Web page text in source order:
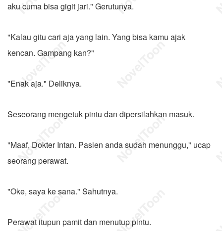
aku cuma bisa gigit jari." Gerutunya.
"Kalau gitu cari aja yang lain. Yang bisa kamu ajak
kencan. Gampang kan?"
"Enak aja." Deliknya.
Seseorang mengetuk pintu dan dipersilahkan masuk.
"Maaf, Dokter Intan. Pasien anda sudah menunggu," ucap
seorang perawat.
"Oke, saya ke sana." Sahutnya.
Perawat itupun pamit dan menutup pintu.